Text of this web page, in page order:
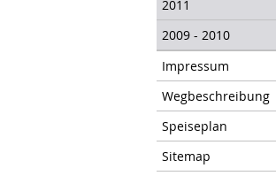
2011
2009 - 2010
Impressum
Wegbeschreibung
Speiseplan
Sitemap